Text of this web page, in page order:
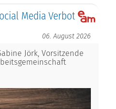
Media Verbot
06. August 2026
Jörk, Vorsitzende